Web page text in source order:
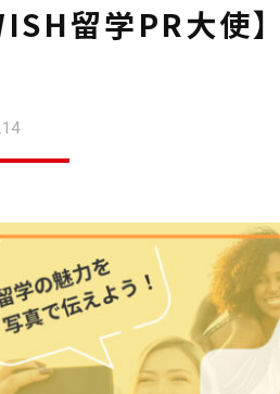
留学PR大使